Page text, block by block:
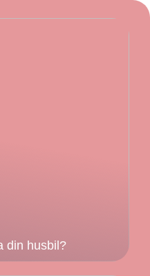
din husbil?